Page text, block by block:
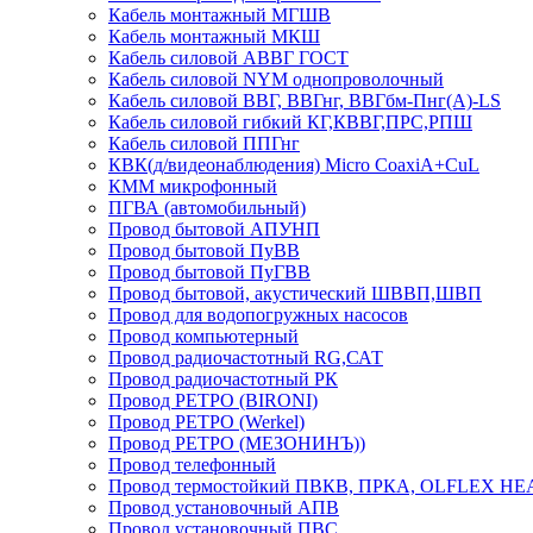
Кабель монтажный МГШВ
Кабель монтажный МКШ
Кабель силовой АВВГ ГОСТ
Кабель силовой NYM однопроволочный
Кабель силовой ВВГ, ВВГнг, ВВГбм-Пнг(А)-LS
Кабель силовой гибкий КГ,КВВГ,ПРС,РПШ
Кабель силовой ППГнг
КВК(д/видеонаблюдения) Micro CoaxiA+CuL
КММ микрофонный
ПГВА (автомобильный)
Провод бытовой АПУНП
Провод бытовой ПуВВ
Провод бытовой ПуГВВ
Провод бытовой, акустический ШВВП,ШВП
Провод для водопогружных насосов
Провод компьютерный
Провод радиочастотный RG,САТ
Провод радиочастотный РК
Провод РЕТРО (BIRONI)
Провод РЕТРО (Werkel)
Провод РЕТРО (МЕЗОНИНЪ))
Провод телефонный
Провод термостойкий ПВКВ, ПРКА, OLFLEX
Провод установочный АПВ